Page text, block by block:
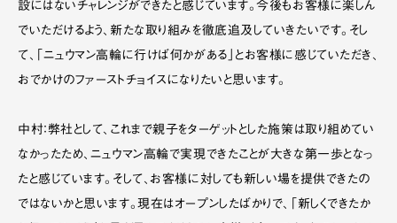
設にはないチャレンジができたと感じています。今後もお客様に楽しん
でいただけるよう、新たな取り組みを徹底追及していきたいです。そし
て、「ニュウマン高輪に行けば何かがある」とお客様に感じていただき、
おでかけのファーストチョイスになりたいと思います。
中村：弊社として、これまで親子をターゲットとした施策は取り組めてい
なかったため、ニュウマン高輪で実現できたことが大きな第一歩となっ
たと感じています。そして、お客様に対しても新しい場を提供できたの
ではないかと思います。現在はオープンしたばかりで、「新しくできたか